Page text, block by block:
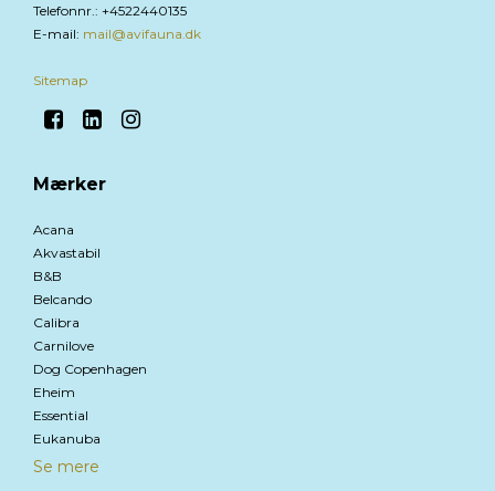
Telefonnr.: +4522440135
E-mail: mail@avifauna.dk
Sitemap
Mærker
Acana
Akvastabil
B&B
Belcando
Calibra
Carnilove
Dog Copenhagen
Eheim
Essential
Eukanuba
Se mere